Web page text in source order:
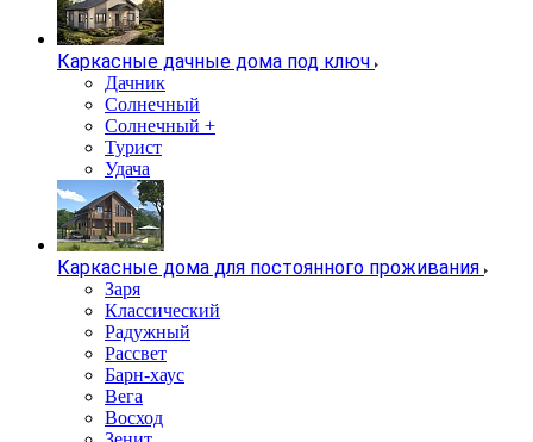
Каркасные дачные дома под ключ
Дачник
Солнечный
Солнечный +
Турист
Удача
Каркасные дома для постоянного проживания
Заря
Классический
Радужный
Рассвет
Барн-хаус
Вега
Восход